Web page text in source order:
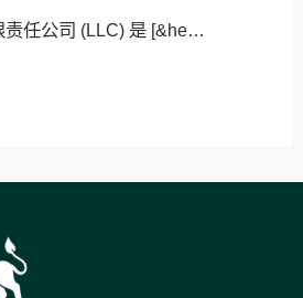
责任公司 (LLC) 是 [&he…